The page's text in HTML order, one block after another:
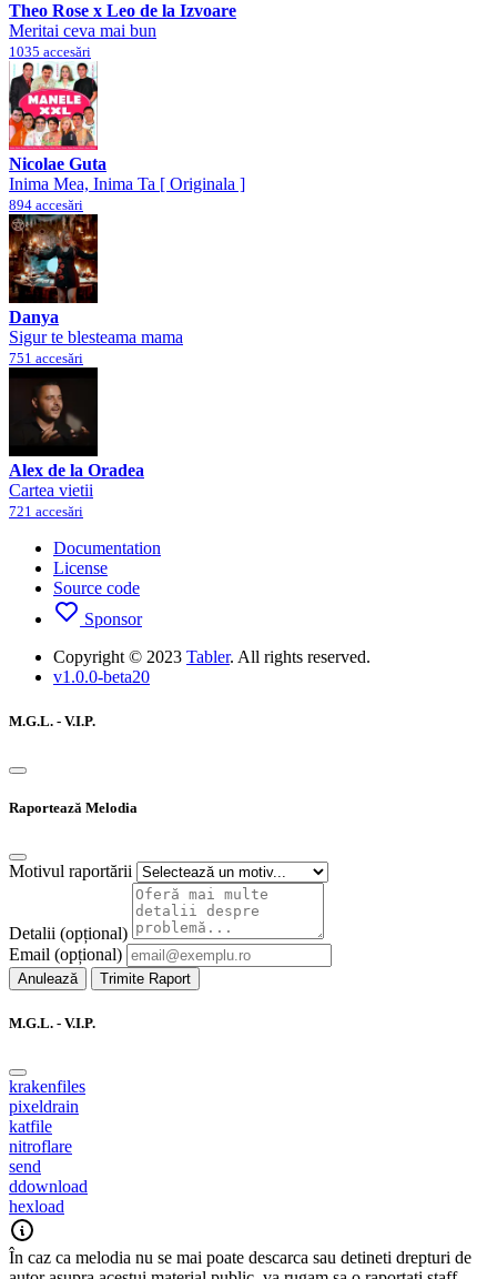
Theo Rose x Leo de la Izvoare
Meritai ceva mai bun
1035 accesări
Nicolae Guta
Inima Mea, Inima Ta [ Originala ]
894 accesări
Danya
Sigur te blesteama mama
751 accesări
Alex de la Oradea
Cartea vietii
721 accesări
Documentation
License
Source code
Sponsor
Copyright © 2023 Tabler. All rights reserved.
v1.0.0-beta20
M.G.L. - V.I.P.
Raportează Melodia
Motivul raportării
Detalii (opțional)
Email (opțional)
Anulează Trimite Raport
M.G.L. - V.I.P.
krakenfiles
pixeldrain
katfile
nitroflare
send
ddownload
hexload
În caz ca melodia nu se mai poate descarca sau detineti drepturi de